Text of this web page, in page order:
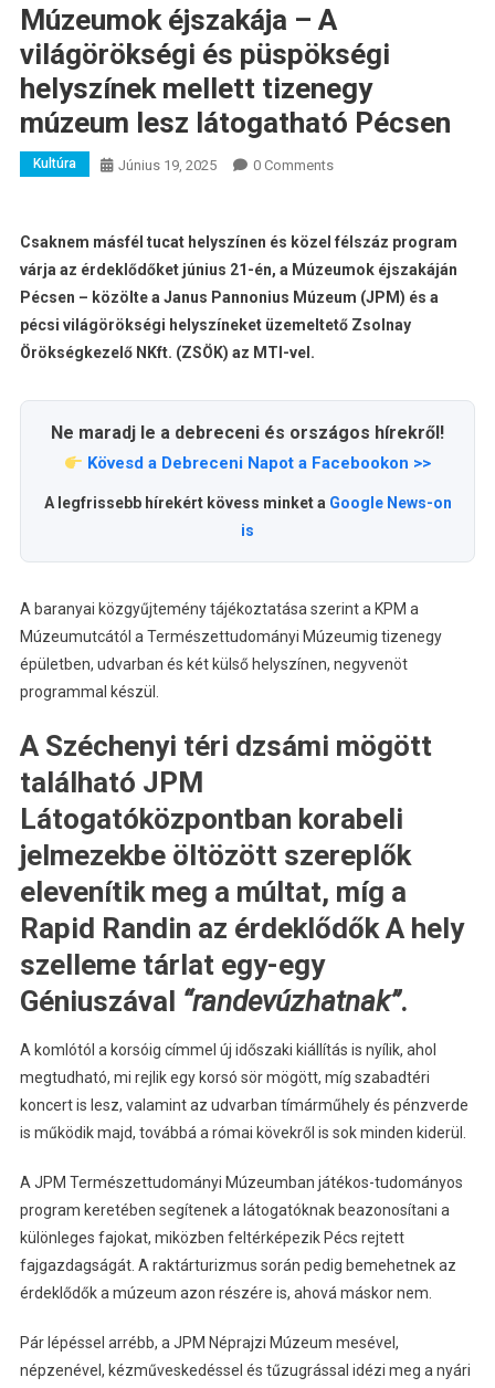
Múzeumok éjszakája – A
világörökségi és püspökségi
helyszínek mellett tizenegy
múzeum lesz látogatható Pécsen
Kultúra Június 19, 2025 0 Comments
Csaknem másfél tucat helyszínen és közel félszáz program
várja az érdeklődőket június 21-én, a Múzeumok éjszakáján
Pécsen – közölte a Janus Pannonius Múzeum (JPM) és a
pécsi világörökségi helyszíneket üzemeltető Zsolnay
Örökségkezelő NKft. (ZSÖK) az MTI-vel.
Ne maradj le a debreceni és országos hírekről!
Kövesd a Debreceni Napot a Facebookon >>
A legfrissebb hírekért kövess minket a Google News-on
is
A baranyai közgyűjtemény tájékoztatása szerint a KPM a
Múzeumutcától a Természettudományi Múzeumig tizenegy
épületben, udvarban és két külső helyszínen, negyvenöt
programmal készül.
A Széchenyi téri dzsámi mögött
található JPM
Látogatóközpontban korabeli
jelmezekbe öltözött szereplők
elevenítik meg a múltat, míg a
Rapid Randin az érdeklődők A hely
szelleme tárlat egy-egy
Géniuszával “randevúzhatnak”.
A komlótól a korsóig címmel új időszaki kiállítás is nyílik, ahol
megtudható, mi rejlik egy korsó sör mögött, míg szabadtéri
koncert is lesz, valamint az udvarban tímárműhely és pénzverde
is működik majd, továbbá a római kövekről is sok minden kiderül.
A JPM Természettudományi Múzeumban játékos-tudományos
program keretében segítenek a látogatóknak beazonosítani a
különleges fajokat, miközben feltérképezik Pécs rejtett
fajgazdagságát. A raktárturizmus során pedig bemehetnek az
érdeklődők a múzeum azon részére is, ahová máskor nem.
Pár lépéssel arrébb, a JPM Néprajzi Múzeum mesével,
népzenével, kézműveskedéssel és tűzugrással idézi meg a nyári